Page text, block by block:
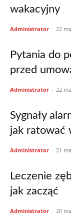
wakacyjny
Administrator - 22
Pytania do
przed
Administrator - 22
Sygnały
jak ratować
Administrator - 21
Leczenie
jak zacząć
Administrator - 20